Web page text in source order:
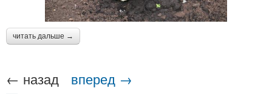
читать дальше →
← назад вперед →